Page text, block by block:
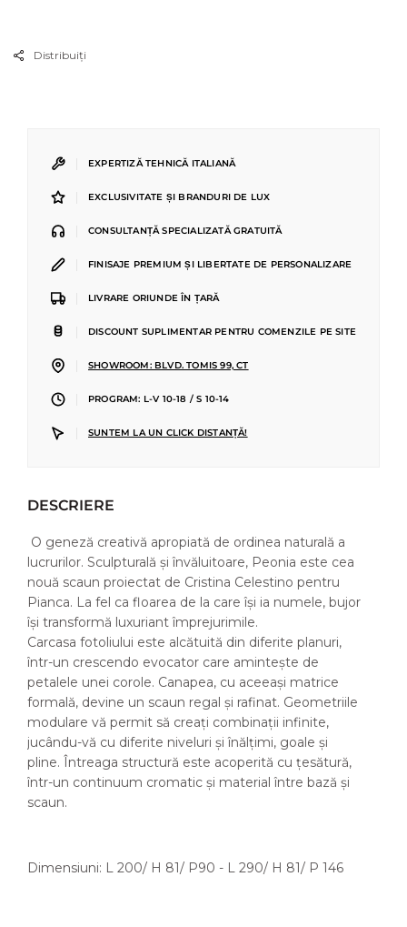
Distribuiți
EXPERTIZĂ TEHNICĂ ITALIANĂ
EXCLUSIVITATE ȘI BRANDURI DE LUX
CONSULTANȚĂ SPECIALIZATĂ GRATUITĂ
FINISAJE PREMIUM ȘI LIBERTATE DE PERSONALIZARE
LIVRARE ORIUNDE ÎN ȚARĂ
DISCOUNT SUPLIMENTAR PENTRU COMENZILE PE SITE
SHOWROOM: BLVD. TOMIS 99, CT
PROGRAM: L-V 10-18 / S 10-14
SUNTEM LA UN CLICK DISTANȚĂ!
DESCRIERE
O geneză creativă apropiată de ordinea naturală a
lucrurilor. Sculpturală și învăluitoare, Peonia este cea
nouă scaun proiectat de Cristina Celestino pentru
Pianca. La fel ca floarea de la care își ia numele, bujor
își transformă luxuriant împrejurimile.
Carcasa fotoliului este alcătuită din diferite planuri,
într-un crescendo evocator care amintește de
petalele unei corole. Canapea, cu aceeași matrice
formală, devine un scaun regal și rafinat. Geometriile
modulare vă permit să creați combinații infinite,
jucându-vă cu diferite niveluri și înălțimi, goale și
pline. Întreaga structură este acoperită cu țesătură,
într-un continuum cromatic și material între bază și
scaun.
Dimensiuni: L 200/ H 81/ P90 - L 290/ H 81/ P 146